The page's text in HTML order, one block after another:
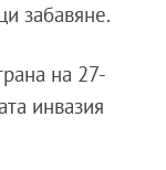
забавяне.
на 27-
инвазия